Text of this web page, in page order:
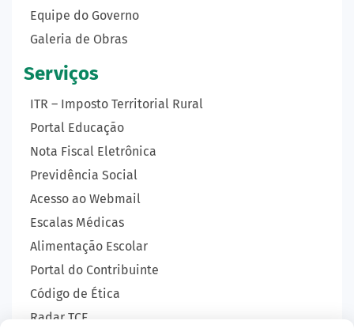
Equipe do Governo
Galeria de Obras
Serviços
ITR – Imposto Territorial Rural
Portal Educação
Nota Fiscal Eletrônica
Previdência Social
Acesso ao Webmail
Escalas Médicas
Alimentação Escolar
Portal do Contribuinte
Código de Ética
Radar TCE